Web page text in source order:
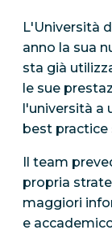
L'Università
anno la sua
sta già
le sue
l'università a
best practice
Il team
propria
maggiori
e